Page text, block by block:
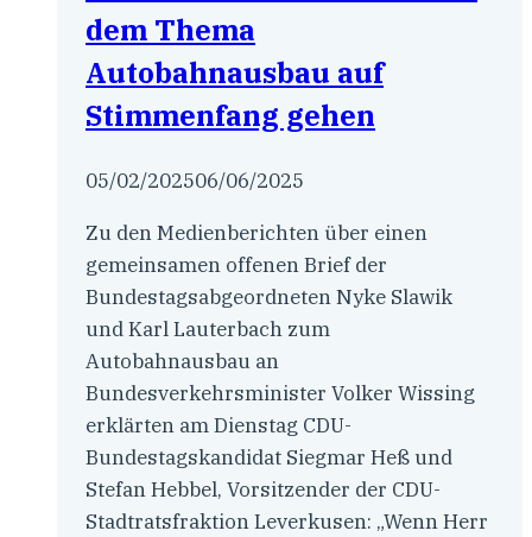
dem Thema
Autobahnausbau auf
Stimmenfang gehen
05/02/202506/06/2025
Zu den Medienberichten über einen
gemeinsamen offenen Brief der
Bundestagsabgeordneten Nyke Slawik
und Karl Lauterbach zum
Autobahnausbau an
Bundesverkehrsminister Volker Wissing
erklärten am Dienstag CDU-
Bundestagskandidat Siegmar Heß und
Stefan Hebbel, Vorsitzender der CDU-
Stadtratsfraktion Leverkusen: „Wenn Herr